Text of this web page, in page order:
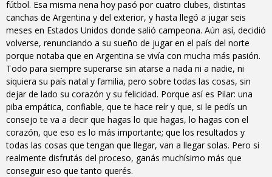
fútbol. Esa misma nena hoy pasó por cuatro clubes, distintas
canchas de Argentina y del exterior, y hasta llegó a jugar seis
meses en Estados Unidos donde salió campeona. Aún así, decidió
volverse, renunciando a su sueño de jugar en el país del norte
porque notaba que en Argentina se vivía con mucha más pasión.
Todo para siempre superarse sin atarse a nada ni a nadie, ni
siquiera su país natal y familia, pero sobre todas las cosas, sin
dejar de lado su corazón y su felicidad. Porque así es Pilar: una
piba empática, confiable, que te hace reír y que, si le pedís un
consejo te va a decir que hagas lo que hagas, lo hagas con el
corazón, que eso es lo más importante; que los resultados y
todas las cosas que tengan que llegar, van a llegar solas. Pero si
realmente disfrutás del proceso, ganás muchísimo más que
conseguir eso que tanto querés.